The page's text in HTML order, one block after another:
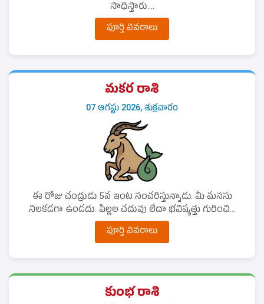
సాధిస్తారు....
పూర్తి వివరాలు
మకర రాశి
07 ఆగస్టు 2026, శుక్రవారం
ఈ రోజు చంద్రుడు 5వ ఇంట సంచరిస్తున్నాడు. మీ మనసు
నిలకడగా ఉండదు. పిల్లల చదువు లేదా భవిష్యత్తు గురించి...
పూర్తి వివరాలు
కుంభ రాశి